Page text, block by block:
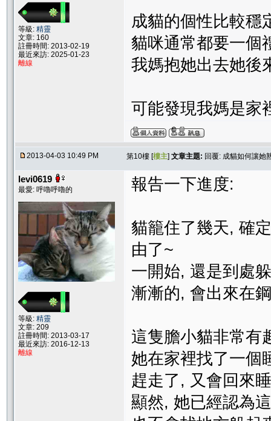
等級: 精靈
文章: 160
註冊時間: 2013-02-19
最近來訪: 2025-01-23
離線
成貓的個性比較穩
貓咪通常都要一個
我媽抱她出去她後
可能發現我媽是家
2013-04-03 10:49 PM 第10樓 [樓主] 文章主題: 回覆: 成貓如何讓她
levi0619
最愛: 呼嚕呼嚕的
等級: 精靈
文章: 209
註冊時間: 2013-03-17
最近來訪: 2016-12-13
離線
報告一下進度:
貓籠住了幾天, 確
由了~
一開始, 還是到處
漸漸的, 會出來在
這隻膽小貓非常有
她在家裡找了一個
趕走了, 又會回來
顯然, 她已經認為